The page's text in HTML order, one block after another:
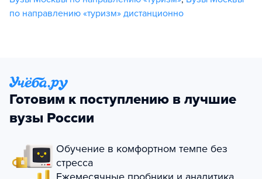
по направлению «туризм» дистанционно
Готовим к поступлению в лучшие
вузы России
Обучение в комфортном темпе без
стресса